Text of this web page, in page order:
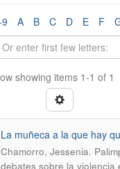
A B C D E F
showing items 1-1 of 1
La muñeca a la que hay
Chamorro, Jessenia.
debates sobre la violencia